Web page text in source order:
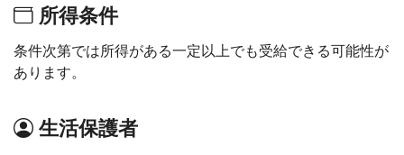
所得条件
条件次第では所得がある一定以上でも受給できる可能性が
あります。
生活保護者